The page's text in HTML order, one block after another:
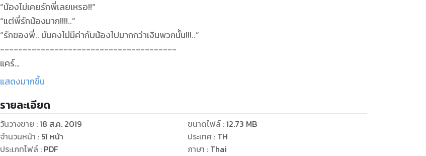
“น้องไม่เคยรักพี่เลยเหรอ!!”
“แต่พี่รักน้องมาก!!!!..”
“รักของพี่.. มันคงไม่มีค่ากับน้องไปมากกว่าเงินพวกนั้น!!!..”
---------------------------------------
แคร์
สามีเธอทำงานอยู่บนแท่นผลิตน้ำมันกลางทะเล
และจะได้เจอกัน
ก็ต่อเมื่อถึงวันที่เขาหยุด
เขาจึงทำได้เพียงส่งเงินมาให้เธอใช้จ่าย
กับความไว้ใจที่มอบให้กัน
แสดงมากขึ้น
รายละเอียด
วันวางขาย :18 ส.ค. 2019
จำนวนหน้า : 51 หน้า
ประเภทไฟล์: PDF
ขนาดไฟล์:12.73 MB
ประเทศ : TH
ภาษา : Thai